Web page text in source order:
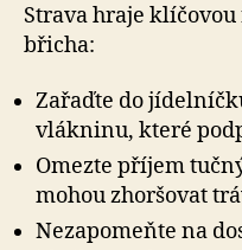
Strava hraje
břicha:
Zařaďte do
vlákninu, které
Omezte příjem
mohou zhoršovat
Nezapomeňte na